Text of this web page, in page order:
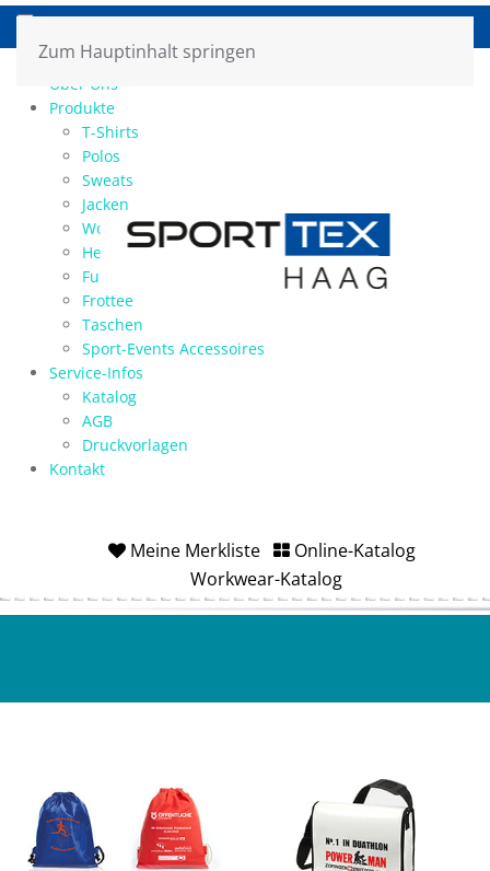
Zum Hauptinhalt springen
Home
Über Uns
Produkte
T-Shirts
Polos
Sweats
Jacken
Workwear
Hemden / Blusen
Funktions-Shirts/Sports
Frottee
Taschen
Sport-Events Accessoires
Service-Infos
Katalog
AGB
Druckvorlagen
Kontakt
Meine Merkliste
Online-Katalog
Workwear-Katalog